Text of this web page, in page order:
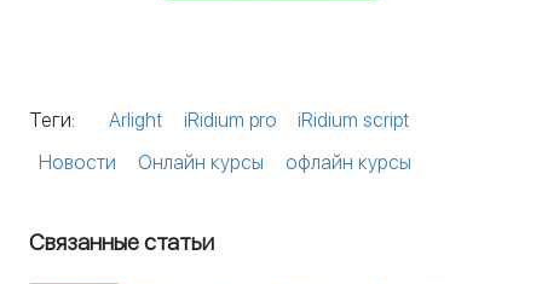
Теги: Arlight iRidium pro
iRidium script
Новости
Онлайн курсы офлайн курсы
Связанные статьи